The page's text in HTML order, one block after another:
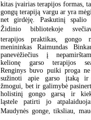
kitas įvairias terapijos formas,
gongų terapiją vargu ar yra
net girdėję. Paskutinį spalio
Židinio bibliotekoje
terapijos praktikas, gongo
menininkas Raimundas
panevėžiečius į
kelionę garso terapijos
Renginys buvo puiki proga
sužinoti apie garso įtaką
žmogui, bet ir galimybė
holistinį gongo garsą ir
ląstele patirti jo
Maudynės gonge, tiksliau,